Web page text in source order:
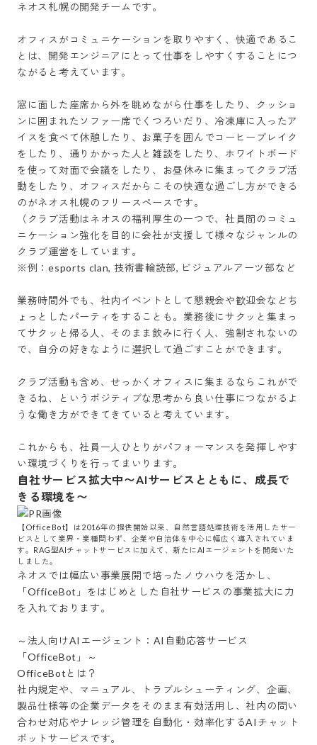
ネオス札幌の開発チームです。
オフィスがコミュニケーションを取りやすく、快適であるこ
とは、開発エンジニアにとって仕事をしやすくすることにつ
ながると考えています。
窓に面した座席から外を眺めながら仕事をしたり、クッショ
ンに囲まれたソファー席でくつろいだり、冷凍庫に入ったア
イスを食べて休憩したり、お菓子を囲んでコーヒーブレイク
をしたり、通りかかった人と雑談をしたり、ホワイトボード
を使って対面で会議をしたり、お昼休みに集まってクラブ活
動をしたり、オフィスだからこその快適な過ごし方ができる
のがネオス札幌のフリースペースです。
（クラブ活動はネオスの福利厚生の一つで、社員間のコミュ
ニケーション強化を目的に会社が支援して様々なジャンルの
クラブ運営をしています。
※例：esports clan, 技術書輪読部, ビジュアルアーツ部など
業務時間外でも、社内イベントとして懇親会や歓迎会などち
ょっとしたパーティをすることも。業務後にサクッと集まっ
てサクッと帰る人、そのまま飲みに行く人、強制されないの
で、自分の好きなように選択して過ごすことができます。
クラブ活動も含め、せっかくオフィスに集まるならこれがで
きるね、というポジティブな思考から良い仕事につながるよ
うな働き方ができてきていると考えています。
これからも、社員一人ひとりがパフォーマンスを発揮しやす
い環境づくりを行ってまいります。
自社サービス拡大中〜AIサービスとともに、成長で
きる環境を〜
【OfficeBot】は2016年の提供開始以来、自然言語処理技術を活用したサー
ビスとして業界・業種問わず、企業や自治体を中心に幅広く導入されていま
す。RAG型AIチャットサービスに加えて、新たにAIエージェントを開発いた
しました。
ネオスでは幅広い事業展開で培ったノウハウを活かし、
「OfficeBot」をはじめとした自社サービスの事業拡大に力
を入れております。
～法人向けAIエージェント：AI自動応答サービス
「OfficeBot」～
OfficeBotとは？
社内規定や、マニュアル、トラブルシューティング、企画、
製品仕様等の企業データをそのまま有効活用し、社内の問い
合わせ対応やナレッジ管理を自動化・効率化するAIチャット
ボットサービスです。